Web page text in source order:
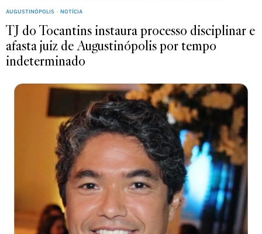
AUGUSTINÓPOLIS · NOTÍCIA
TJ do Tocantins instaura processo disciplinar e
afasta juiz de Augustinópolis por tempo
indeterminado